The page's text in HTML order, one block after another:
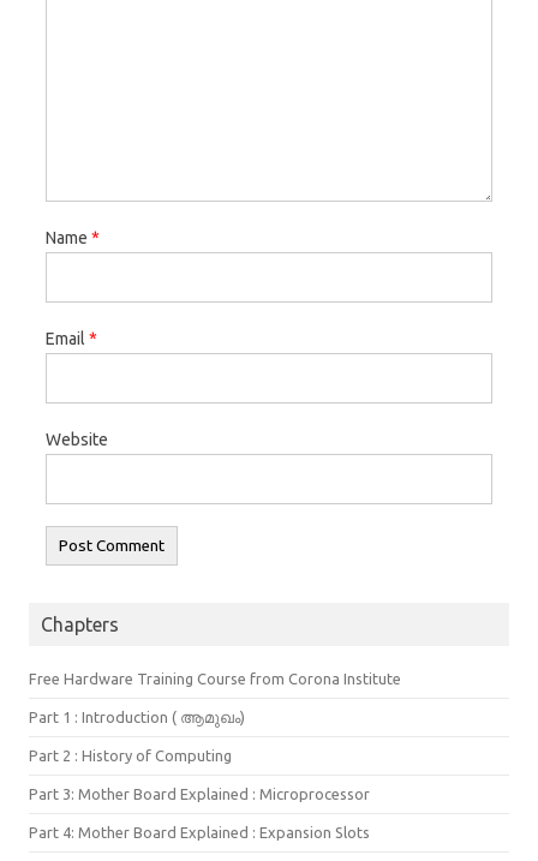
Name *
Email *
Website
Chapters
Free Hardware Training Course from Corona Institute
Part 1 : Introduction ( ആമുഖം)
Part 2 : History of Computing
Part 3: Mother Board Explained : Microprocessor
Part 4: Mother Board Explained : Expansion Slots